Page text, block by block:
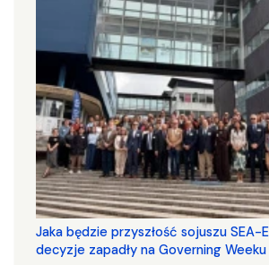
Jaka będzie przyszłość sojuszu SEA-
decyzje zapadły na Governing